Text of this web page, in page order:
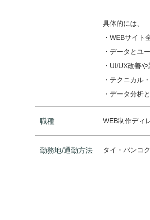
具体的には、
・WEBサイト
・データとユ
・UI/UX改善
・テクニカル
・データ分析
職種 WEB制作ディ
勤務地/通勤方法 タイ・バンコク